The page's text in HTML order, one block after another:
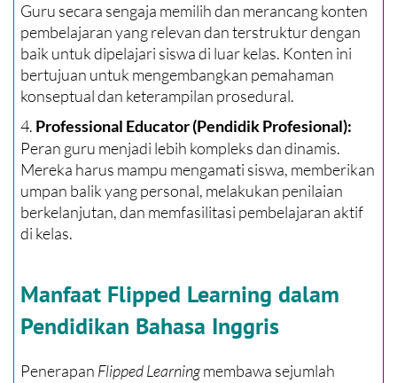
Guru secara sengaja memilih dan merancang konten
pembelajaran yang relevan dan terstruktur dengan
baik untuk dipelajari siswa di luar kelas. Konten ini
bertujuan untuk mengembangkan pemahaman
konseptual dan keterampilan prosedural.
4. Professional Educator (Pendidik Profesional):
Peran guru menjadi lebih kompleks dan dinamis.
Mereka harus mampu mengamati siswa, memberikan
umpan balik yang personal, melakukan penilaian
berkelanjutan, dan memfasilitasi pembelajaran aktif
di kelas.
Manfaat Flipped Learning dalam
Pendidikan Bahasa Inggris
Penerapan Flipped Learningmembawa sejumlah